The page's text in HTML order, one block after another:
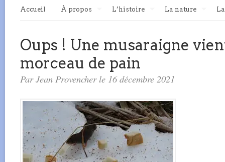
Accueil À propos L’histoire La nature
Oups ! Une musaraigne
morceau de pain
Par Jean Provencher le 16 décembre 2021